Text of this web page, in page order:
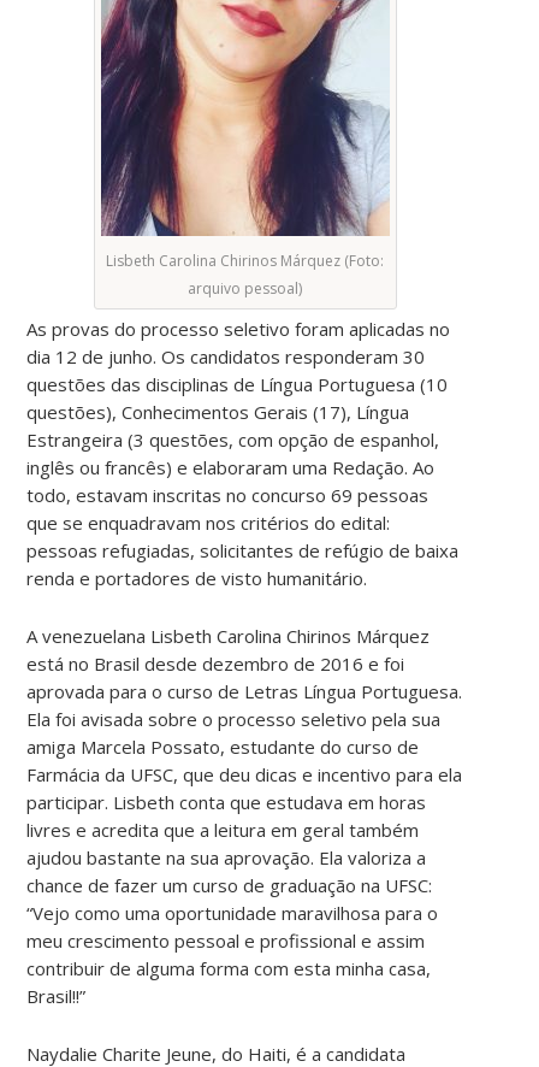
Lisbeth Carolina Chirinos Márquez (Foto:
arquivo pessoal)
As provas do processo seletivo foram aplicadas no
dia 12 de junho. Os candidatos responderam 30
questões das disciplinas de Língua Portuguesa (10
questões), Conhecimentos Gerais (17), Língua
Estrangeira (3 questões, com opção de espanhol,
inglês ou francês) e elaboraram uma Redação. Ao
todo, estavam inscritas no concurso 69 pessoas
que se enquadravam nos critérios do edital:
pessoas refugiadas, solicitantes de refúgio de baixa
renda e portadores de visto humanitário.
A venezuelana Lisbeth Carolina Chirinos Márquez
está no Brasil desde dezembro de 2016 e foi
aprovada para o curso de Letras Língua Portuguesa.
Ela foi avisada sobre o processo seletivo pela sua
amiga Marcela Possato, estudante do curso de
Farmácia da UFSC, que deu dicas e incentivo para ela
participar. Lisbeth conta que estudava em horas
livres e acredita que a leitura em geral também
ajudou bastante na sua aprovação. Ela valoriza a
chance de fazer um curso de graduação na UFSC:
“Vejo como uma oportunidade maravilhosa para o
meu crescimento pessoal e profissional e assim
contribuir de alguma forma com esta minha casa,
Brasil!!”
Naydalie Charite Jeune, do Haiti, é a candidata